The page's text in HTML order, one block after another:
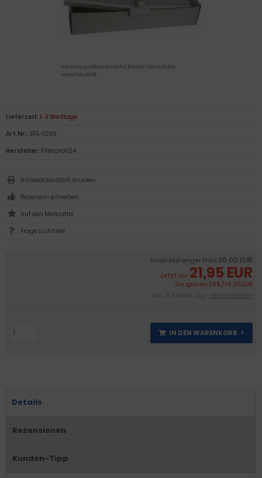
Für eine größere Ansicht klicken Sie auf das
Vorschaubild
Unser bisheriger Preis 36,00 EUR
Jetzt nur 21,95 EUR
Sie sparen 39% / 14,05 EUR
inkl. 19 % MwSt. zzgl.
Versandkosten
IN DEN WARENKORB
Lieferzeit: 1-3 Werktage
Art.Nr.: EFS-0269
Hersteller: Filterprofi24
Artikeldatenblatt drucken
Rezension schreiben
Frage zu Artikel
Details
Rezensionen
Kunden-Tipp